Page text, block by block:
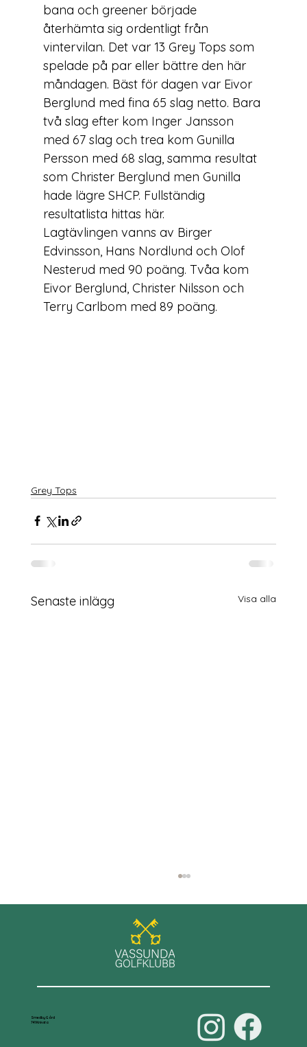
bana och greener började
återhämta sig ordentligt från
vintervilan. Det var 13 Grey Tops som
spelade på par eller bättre den här
måndagen. Bäst för dagen var Eivor
Berglund med fina 65 slag netto. Bara
två slag efter kom Inger Jansson
med 67 slag och trea kom Gunilla
Persson med 68 slag, samma resultat
som Christer Berglund men Gunilla
hade lägre SHCP. Fullständig
resultatlista hittas här.
Lagtävlingen vanns av Birger
Edvinsson, Hans Nordlund och Olof
Nesterud med 90 poäng. Tvåa kom
Eivor Berglund, Christer Nilsson och
Terry Carlbom med 89 poäng.
Grey Tops
Senaste inlägg Visa alla
GT+ spel på Roslagens GK
Smedby Gård
741 Knivsta